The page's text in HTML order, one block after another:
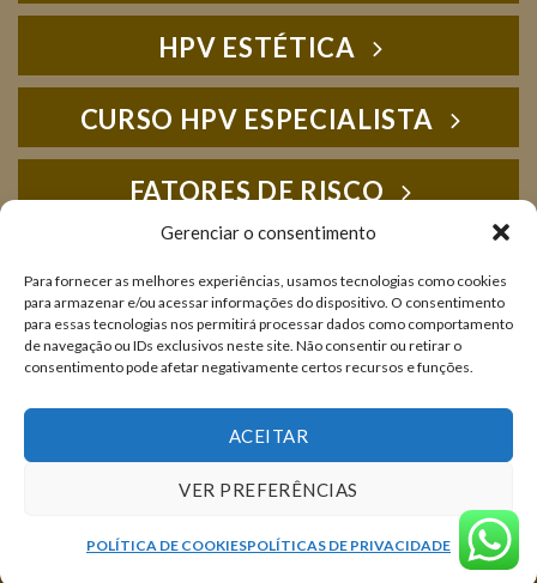
Gerenciar o consentimento
Para fornecer as melhores experiências, usamos tecnologias como cookies
para armazenar e/ou acessar informações do dispositivo. O consentimento
para essas tecnologias nos permitirá processar dados como comportamento
de navegação ou IDs exclusivos neste site. Não consentir ou retirar o
consentimento pode afetar negativamente certos recursos e funções.
ACEITAR
VER PREFERÊNCIAS
POLÍTICA DE COOKIESPOLÍTICAS DE PRIVACIDADE
HPV ESTÉTICA
CURSO HPV ESPECIALISTA
FATORES DE RISCO
IMUNOLOGIA
LIVROS E PUBLICAÇÕES
DÚVIDAS E CONSULTAS
Copyright 2026 © Clínica J. Carvalho